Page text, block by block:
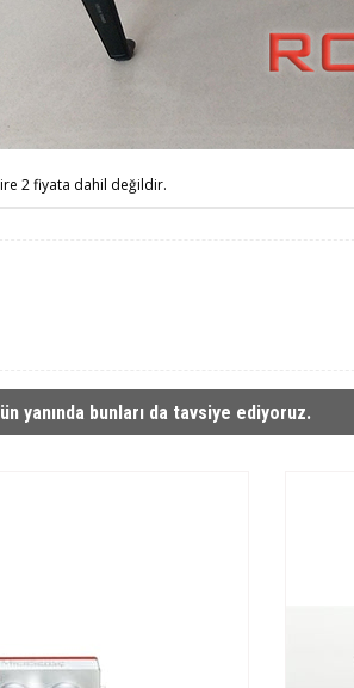
2 fiyata dahil değildir.
yanında bunları da tavsiye ediyoruz.